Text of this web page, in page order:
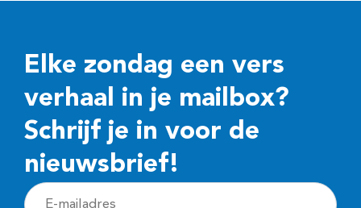
Elke zondag een vers
verhaal in je mailbox?
Schrijf je in voor de
nieuwsbrief!
E